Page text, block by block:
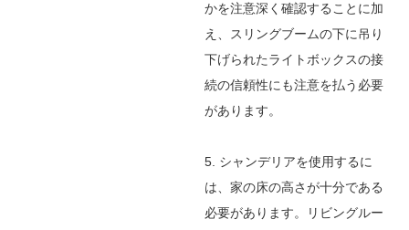
かを注意深く確認することに加
え、スリングブームの下に吊り
下げられたライトボックスの接
続の信頼性にも注意を払う必要
があります。
5. シャンデリアを使用するに
は、家の床の高さが十分である
必要があります。リビングルー